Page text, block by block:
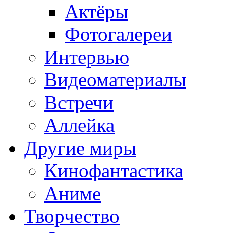
Актёры
Фотогалереи
Интервью
Видеоматериалы
Встречи
Аллейка
Другие миры
Кинофантастика
Аниме
Творчество